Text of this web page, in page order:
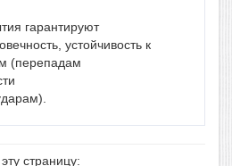
гарантируют
устойчивость к
(перепадам
).
страницу: